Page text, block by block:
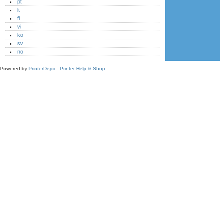
pt
lt
fi
vi
ko
sv
no
Powered by PrinterDepo - Printer Help & Shop